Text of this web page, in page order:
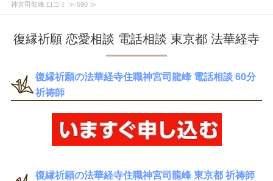
神宮司龍峰 口コミ ≫ 590 ≫
復縁祈願 恋愛相談 電話相談 東京都 法華経寺
復縁祈願の法華経寺住職神宮司龍峰 電話相談 60分
祈祷師
復縁祈願の法華経寺住職神宮司龍峰 東京都 祈祷師